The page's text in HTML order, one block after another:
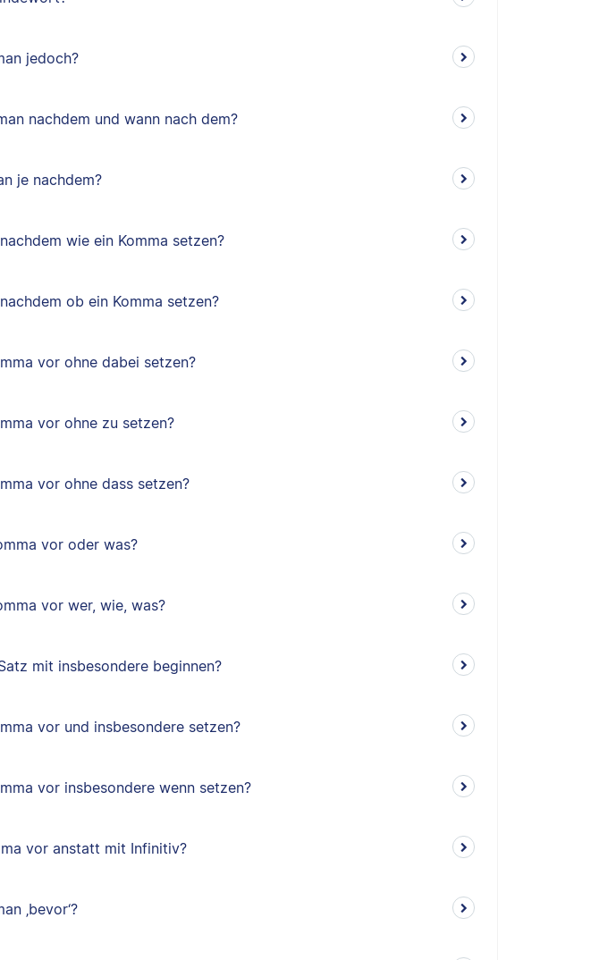
jedoch?
nachdem und wann nach dem?
je nachdem?
wie ein Komma setzen?
ob ein Komma setzen?
vor ohne dabei setzen?
vor ohne zu setzen?
vor ohne dass setzen?
vor oder was?
vor wer, wie, was?
mit insbesondere beginnen?
vor und insbesondere setzen?
vor insbesondere wenn setzen?
vor anstatt mit Infinitiv?
‚bevor‘?